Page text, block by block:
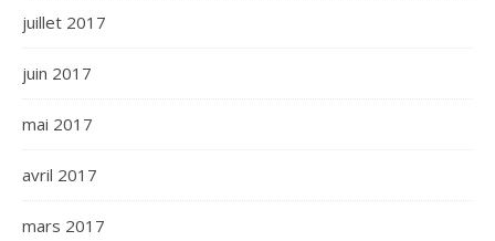
juillet 2017
juin 2017
mai 2017
avril 2017
mars 2017